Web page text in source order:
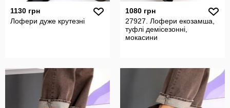
1130 грн
Лофери дуже крутезні
1080 грн
27927. Лофери екозамша,
туфлі демісезонні,
мокасини